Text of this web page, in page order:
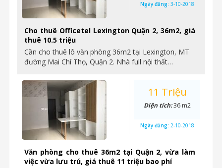
Cho thuê Officetel Lexington Quận 2, 36m2, giá
thuê 10.5 triệu
Cần cho thuê lô văn phòng 36m2 tại Lexington, MT
đường Mai Chí Thọ, Quận 2. Nhà full nội thất…
Ngày đăng: 3-10-2018
Văn phòng cho thuê 36m2 tại Quận 2, vừa làm
việc vừa lưu trú, giá thuê 11 triệu bao phí
11 Triệu
Diện tích:36 m2
Ngày đăng: 2-10-2018